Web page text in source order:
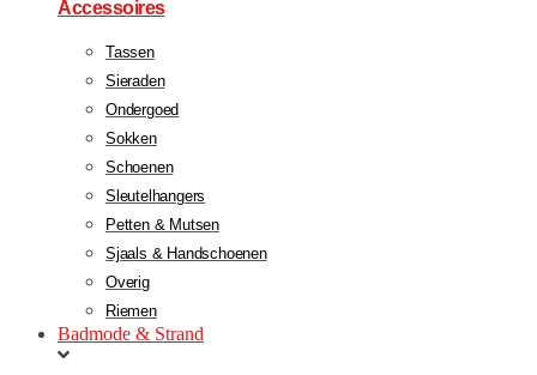
Accessoires
Tassen
Sieraden
Ondergoed
Sokken
Schoenen
Sleutelhangers
Petten & Mutsen
Sjaals & Handschoenen
Overig
Riemen
Badmode & Strand